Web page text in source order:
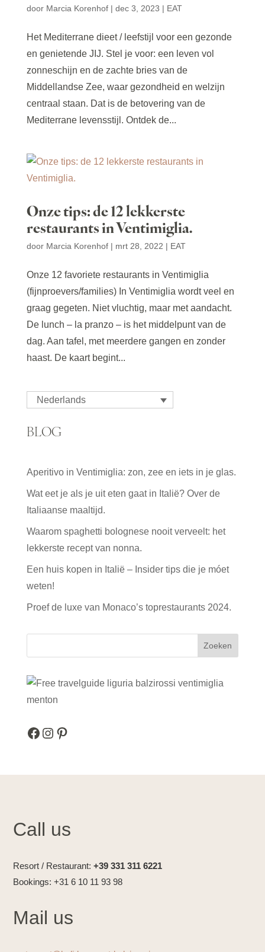
door Marcia Korenhof| dec 3, 2023 | EAT
Het Mediterrane dieet / leefstijl voor een gezonde
en genietende JIJ. Stel je voor: een leven vol
zonneschijn en de zachte bries van de
Middellandse Zee, waar gezondheid en welzijn
centraal staan. Dat is de betovering van de
Mediterrane levensstijl. Ontdek de...
Onze tips: de 12 lekkerste
restaurants in Ventimiglia.
door Marcia Korenhof| mrt 28, 2022 | EAT
Onze 12 favoriete restaurants in Ventimiglia
(fijnproevers/families) In Ventimiglia wordt veel en
graag gegeten. Niet vluchtig, maar met aandacht.
De lunch – la pranzo – is het middelpunt van de
dag. Aan tafel, met meerdere gangen en zonder
haast. De kaart begint...
Nederlands
BLOG
Aperitivo in Ventimiglia: zon, zee en iets in je glas.
Wat eet je als je uit eten gaat in Italië? Over de
Italiaanse maaltijd.
Waarom spaghetti bolognese nooit verveelt: het
lekkerste recept van nonna.
Een huis kopen in Italië – Insider tips die je móet
weten!
Proef de luxe van Monaco’s toprestaurants 2024.
Zoeken
Facebook
Instagram
Pinterest
Call us
Resort / Restaurant:+39 331 311 6221
Bookings: +31 6 10 11 93 98
Mail us